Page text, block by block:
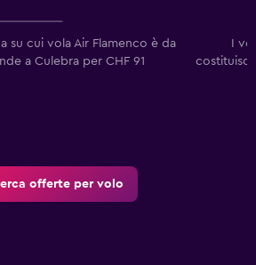
su cui vola Air Flamenco è da
a Culebra per CHF 91
I
offerte per volo